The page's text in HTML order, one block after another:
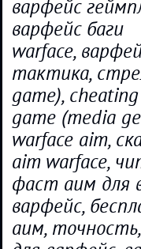
варфейс
варфейс баги
warface,
тактика,
game),
game (media
warface aim,
aim warface,
фаст аим для
варфейс,
аим,